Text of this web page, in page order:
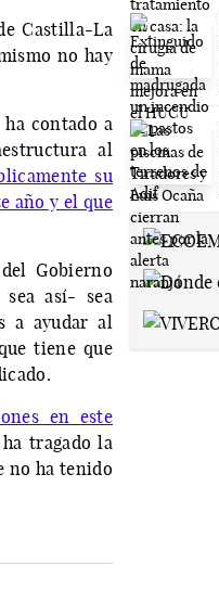
Castilla-La
no hay
contado a
al
su
año y el que
Gobierno
así- sea
a ayudar al
tiene que
en este
tragado la
no ha tenido